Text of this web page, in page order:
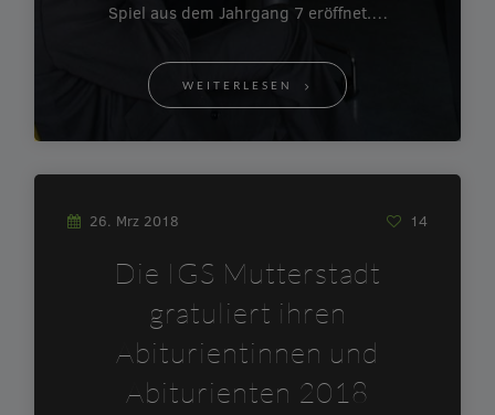
Spiel aus dem Jahrgang 7 eröffnet.…
WEITERLESEN
26. Mrz 2018 14
Die IGS Mutterstadt
gratuliert ihren
Abiturientinnen und
Abiturienten 2018